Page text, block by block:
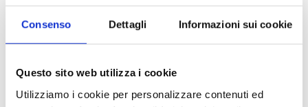
Consenso Dettagli Informazioni sui cookie
Questo sito web utilizza i cookie
Utilizziamo i cookie per personalizzare contenuti ed
talentuosa autrice.
compagni di scuola la considerano una bambina
strana, ed Éclair cresce sempre sola, ma sostenuta